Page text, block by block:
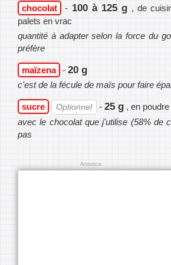
chocolat - 100 à 125 g , de
palets en vrac
quantité à adapter selon la force du
préfère
maïzena - 20 g
c'est de la fécule de maïs pour faire
sucre Optionnel - 25 g , en poudre
avec le chocolat que j'utilise (58% de
pas